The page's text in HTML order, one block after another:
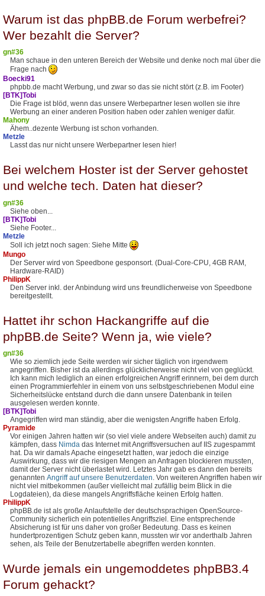
Warum ist das phpBB.de Forum werbefrei?
Wer bezahlt die Server?
gn#36
Man schaue in den unteren Bereich der Website und denke noch mal über die
Frage nach
Boecki91
phpbb.de macht Werbung, und zwar so das sie nicht stört (z.B. im Footer)
[BTK]Tobi
Die Frage ist blöd, wenn das unsere Werbepartner lesen wollen sie ihre
Werbung an einer anderen Position haben oder zahlen weniger dafür.
Mahony
Ähem..dezente Werbung ist schon vorhanden.
Metzle
Lasst das nur nicht unsere Werbepartner lesen hier!
Bei welchem Hoster ist der Server gehostet
und welche tech. Daten hat dieser?
gn#36
Siehe oben...
[BTK]Tobi
Siehe Footer...
Metzle
Soll ich jetzt noch sagen: Siehe Mitte
Mungo
Der Server wird von Speedbone gesponsort. (Dual-Core-CPU, 4GB RAM,
Hardware-RAID)
PhilippK
Den Server inkl. der Anbindung wird uns freundlicherweise von Speedbone
bereitgestellt.
Hattet ihr schon Hackangriffe auf die
phpBB.de Seite? Wenn ja, wie viele?
gn#36
Wie so ziemlich jede Seite werden wir sicher täglich von irgendwem
angegriffen. Bisher ist da allerdings glücklicherweise nicht viel von geglückt.
Ich kann mich lediglich an einen erfolgreichen Angriff erinnern, bei dem durch
einen Programmierfehler in einem von uns selbstgeschriebenen Modul eine
Sicherheitslücke entstand durch die dann unsere Datenbank in teilen
ausgelesen werden konnte.
[BTK]Tobi
Angegriffen wird man ständig, aber die wenigsten Angriffe haben Erfolg.
Pyramide
Vor einigen Jahren hatten wir (so viel viele andere Webseiten auch) damit zu
kämpfen, dass Nimda das Internet mit Angriffsversuchen auf IIS zugespammt
hat. Da wir damals Apache eingesetzt hatten, war jedoch die einzige
Auswirkung, dass wir die riesigen Mengen an Anfragen blockieren mussten,
damit der Server nicht überlastet wird. Letztes Jahr gab es dann den bereits
genannten Angriff auf unsere Benutzerdaten. Von weiteren Angriffen haben wir
nicht viel mitbekommen (außer vielleicht mal zufällig beim Blick in die
Logdateien), da diese mangels Angriffsfläche keinen Erfolg hatten.
PhilippK
phpBB.de ist als große Anlaufstelle der deutschsprachigen OpenSource-
Community sicherlich ein potentielles Angriffsziel. Eine entsprechende
Absicherung ist für uns daher von großer Bedeutung. Dass es keinen
hundertprozentigen Schutz geben kann, mussten wir vor anderthalb Jahren
sehen, als Teile der Benutzertabelle abegriffen werden konnten.
Wurde jemals ein ungemoddetes phpBB3.4
Forum gehackt?